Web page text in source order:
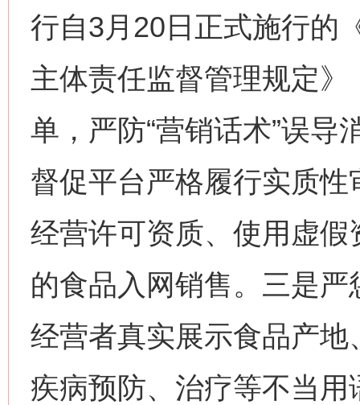
行自3月20日正式施行的
主体责任监督管理规定
单，严防“营销话术”误导
督促平台严格履行实质
经营许可资质、使用虚
的食品入网销售。三是
经营者真实展示食品产
疾病预防、治疗等不当用